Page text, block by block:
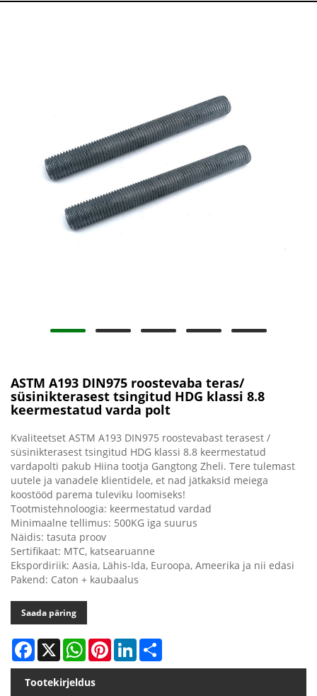
ASTM A193 DIN975 roostevaba teras/
süsinikterasest tsingitud HDG klassi 8.8
keermestatud varda polt
Kvaliteetset ASTM A193 DIN975 roostevabast terasest /
süsinikterasest tsingitud HDG klassi 8.8 keermestatud
vardapolti pakub Hiina tootja Gangtong Zheli. Tere tulemast
uutele ja vanadele klientidele, et nad jätkaksid meiega
koostööd parema tuleviku loomiseks!
Tootmistehnoloogia: keermestatud vardad
Minimaalne tellimus: 500KG iga suurus
Näidis: tasuta proov
Sertifikaat: MTC, katsearuanne
Ekspordiriik: Aasia, Lähis-Ida, Euroopa, Ameerika ja nii edasi
Pakend: Caton + kaubaalus
Saada päring
Facebook
X WhatsAppPinterestLinkedIn
Tootekirjeldus